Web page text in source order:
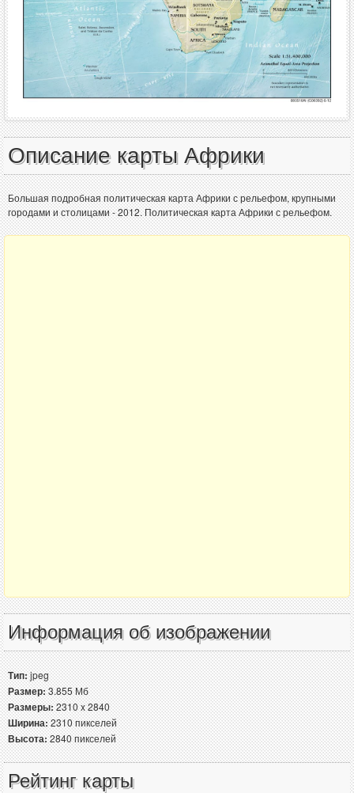
Описание карты Африки
Большая подробная политическая карта Африки с рельефом, крупными
городами и столицами - 2012. Политическая карта Африки с рельефом.
Информация об изображении
Тип:jpeg
Размер:3.855 Мб
Размеры:2310 x 2840
Ширина:2310 пикселей
Высота:2840 пикселей
Рейтинг карты